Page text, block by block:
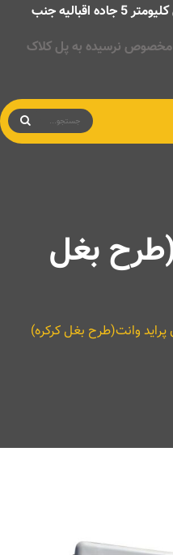
آدرس کارخانه : قزوین کلیومتر 5 جاده اقبالیه جنب
نرسیده به پل کلاک
بغل
پراید وانت(طرح بغل کرکره)